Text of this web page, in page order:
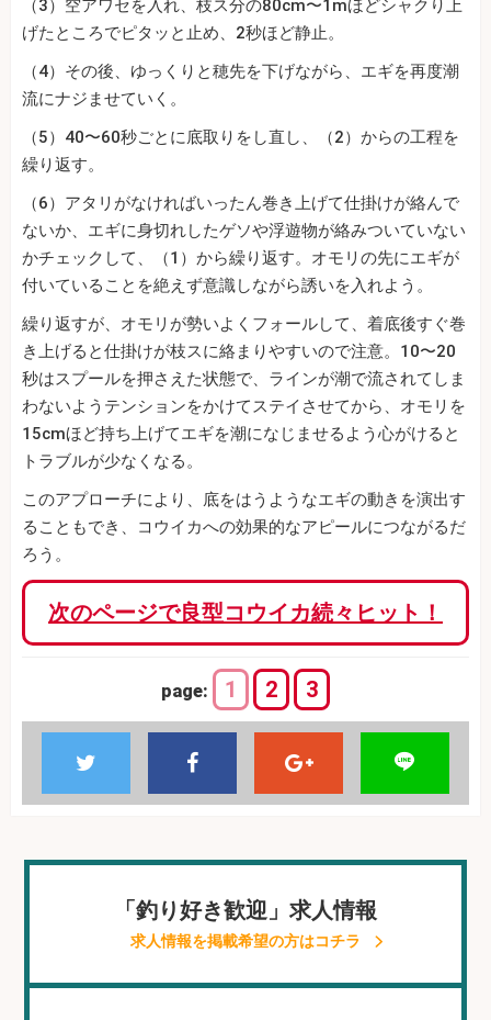
（3）空アワセを入れ、枝ス分の80cm〜1mほどシャクり上
げたところでピタッと止め、2秒ほど静止。
（4）その後、ゆっくりと穂先を下げながら、エギを再度潮
流にナジませていく。
（5）40〜60秒ごとに底取りをし直し、（2）からの工程を
繰り返す。
（6）アタリがなければいったん巻き上げて仕掛けが絡んで
ないか、エギに身切れしたゲソや浮遊物が絡みついていない
かチェックして、（1）から繰り返す。オモリの先にエギが
付いていることを絶えず意識しながら誘いを入れよう。
繰り返すが、オモリが勢いよくフォールして、着底後すぐ巻
き上げると仕掛けが枝スに絡まりやすいので注意。10〜20
秒はスプールを押さえた状態で、ラインが潮で流されてしま
わないようテンションをかけてステイさせてから、オモリを
15cmほど持ち上げてエギを潮になじませるよう心がけると
トラブルが少なくなる。
このアプローチにより、底をはうようなエギの動きを演出す
ることもでき、コウイカへの効果的なアピールにつながるだ
ろう。
次のページで良型コウイカ続々ヒット！
page: 1 2 3
「釣り好き歓迎」求人情報
求人情報を掲載希望の方はコチラ